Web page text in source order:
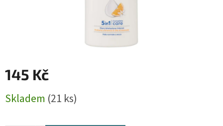
145 Kč
cena:
Skladem (21 ks)